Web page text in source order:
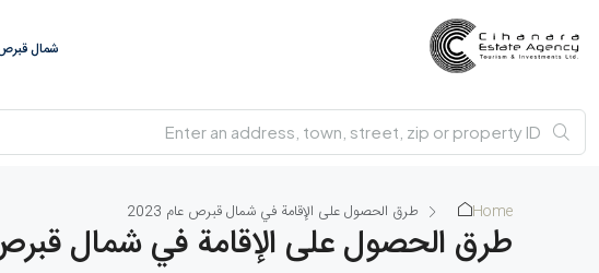
شمال
Home طرق الحصول على الإقامة في شمال قبرص عام 2023
طرق الحصول على الإقامة في شمال قبرص